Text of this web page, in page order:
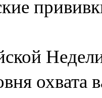
охвата